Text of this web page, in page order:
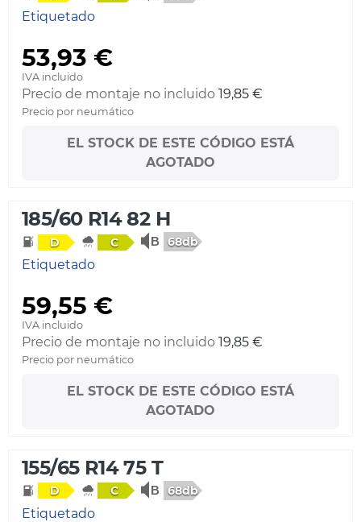
Etiquetado
53,93 €
IVA incluido
Precio de montaje no incluido 19,85 €
Precio por neumático
EL STOCK DE ESTE CÓDIGO ESTÁ
AGOTADO
185/60 R14 82 H
D C 68db
Etiquetado
59,55 €
IVA incluido
Precio de montaje no incluido 19,85 €
Precio por neumático
EL STOCK DE ESTE CÓDIGO ESTÁ
AGOTADO
155/65 R14 75 T
D C 68db
Etiquetado